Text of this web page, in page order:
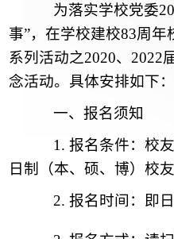
为落实学校党委
事”，在学校建校83周年
系列活动之2020、2022
念活动。 具体安排如下：
一、报名须知
1. 报名条件：校友
日制（本、硕、博）校友
2. 报名时间： 即